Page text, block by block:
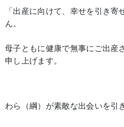
「出産に向けて、幸せを引き寄
ん。
母子ともに健康で無事にご出産
申し上げます。
わら（綱）が素敵な出会いを引